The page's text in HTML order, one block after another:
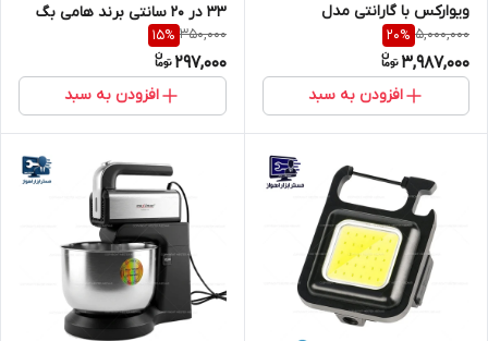
ویوارکس با گارانتی مدل
VIVAREX VR8016-AS
5,000,000
20%
3,987,000
افزودن به سبد
33 در 20 سانتی برند هامی بگ
شارژی و دستی
350,000
15%
297,000
افزودن به سبد